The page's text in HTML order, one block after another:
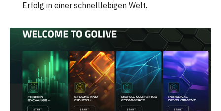
Erfolg in einer schnelllebigen Welt.